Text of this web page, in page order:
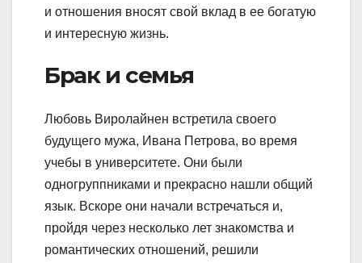
и отношения вносят свой вклад в ее богатую
и интересную жизнь.
Брак и семья
Любовь Виролайнен встретила своего
будущего мужа, Ивана Петрова, во время
учебы в университете. Они были
одногруппниками и прекрасно нашли общий
язык. Вскоре они начали встречаться и,
пройдя через несколько лет знакомства и
романтических отношений, решили